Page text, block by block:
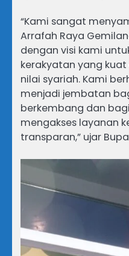
“Kami sangat
Arrafah Raya
dengan visi kami
kerakyatan yang
nilai syariah. Kami
menjadi jembatan
berkembang dan
mengakses layanan
transparan,” ujar